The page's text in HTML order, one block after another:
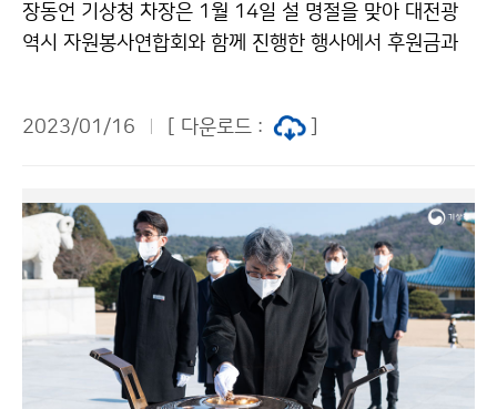
장동언 기상청 차장은 1월 14일 설 명절을 맞아 대전광
역시 자원봉사연합회와 함께 진행한 행사에서 후원금과
에 나누었다.
2023/01/16 [ 다운로드 :